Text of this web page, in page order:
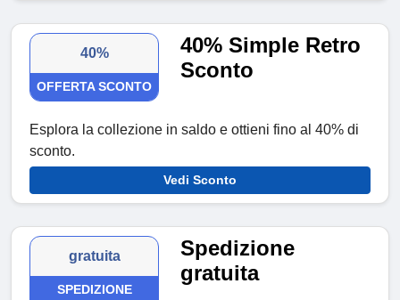
40%
OFFERTA SCONTO
40% Simple Retro
Sconto
Esplora la collezione in saldo e ottieni fino al 40% di
sconto.
Vedi Sconto
gratuita
SPEDIZIONE
Spedizione
gratuita